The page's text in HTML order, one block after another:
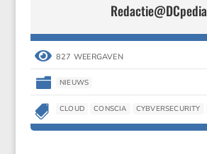
Redactie@DCpedia
 827 WEERGAVEN
 NIEUWS
 CLOUD CONSCIA CYBVERSECURITY